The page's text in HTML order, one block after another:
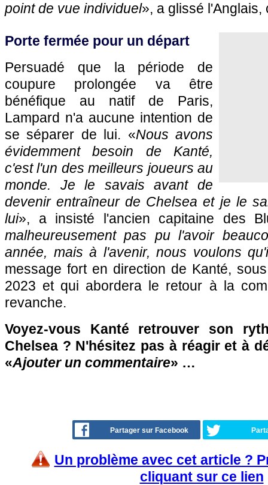
point de vue individuel», a glissé l'Anglais,
Porte fermée pour un départ
Persuadé que la période de
coupure prolongée va être
bénéfique au natif de Paris,
Lampard n'a aucune intention de
se séparer de lui. «Nous avons
évidemment besoin de Kanté,
c'est l'un des meilleurs joueurs au
monde. Je le savais avant de
devenir entraîneur de Chelsea et je le
lui», a insisté l'ancien capitaine des
malheureusement pas pu l'avoir
année, mais à l'avenir, nous voulons
message fort en direction de Kanté,
2023 et qui abordera le retour à la
revanche.
Voyez-vous Kanté retrouver son
Chelsea ? N'hésitez pas à réagir et à
«Ajouter un commentaire» …
Partager sur Facebook
Un problème avec cet article ?
cliquant sur ce lien